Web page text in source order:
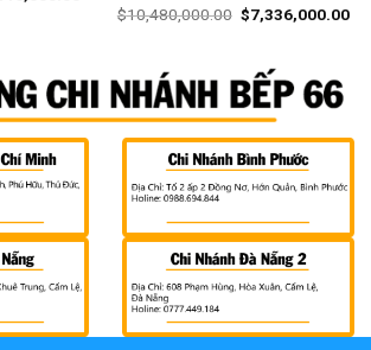
$10,480,000.00 $7,336,000.00